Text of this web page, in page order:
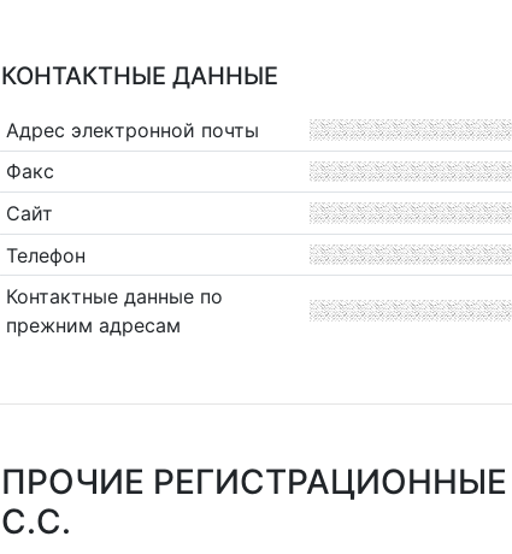
КОНТАКТНЫЕ ДАННЫЕ
Адрес электронной почты
Факс
Сайт
Телефон
Контактные данные по
прежним адресам
ПРОЧИЕ
С.С.